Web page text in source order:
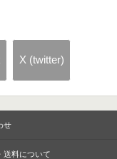
X (twitter)
せ
送料について